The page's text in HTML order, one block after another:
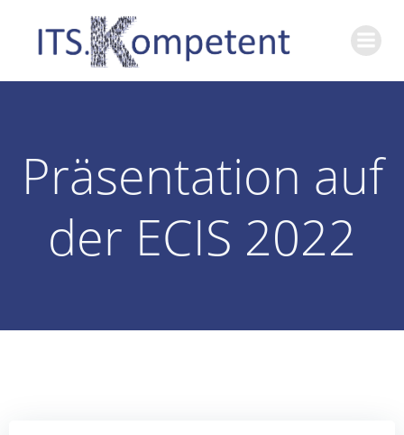
to
content
Präsentation auf
der ECIS 2022